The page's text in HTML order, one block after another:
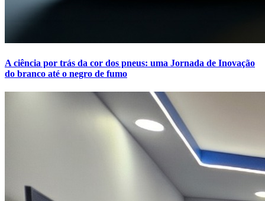
A ciência por trás da cor dos pneus: uma Jornada de Inovação
do branco até o negro de fumo